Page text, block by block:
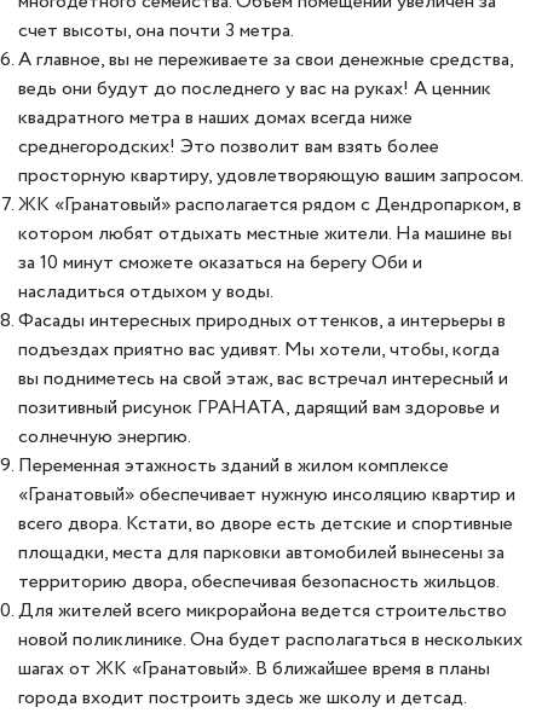
счет высоты, она почти 3 метра.
А главное, вы не переживаете за свои денежные средства,
ведь они будут до последнего у вас на руках! А ценник
квадратного метра в наших домах всегда ниже
среднегородских! Это позволит вам взять более
просторную квартиру, удовлетворяющую вашим запросом.
ЖК «Гранатовый» располагается рядом с Дендропарком, в
котором любят отдыхать местные жители. На машине вы
за 10 минут сможете оказаться на берегу Оби и
насладиться отдыхом у воды.
Фасады интересных природных оттенков, а интерьеры в
подъездах приятно вас удивят. Мы хотели, чтобы, когда
вы подниметесь на свой этаж, вас встречал интересный и
позитивный рисунок ГРАНАТА, дарящий вам здоровье и
солнечную энергию.
Переменная этажность зданий в жилом комплексе
«Гранатовый» обеспечивает нужную инсоляцию квартир и
всего двора. Кстати, во дворе есть детские и спортивные
площадки, места для парковки автомобилей вынесены за
территорию двора, обеспечивая безопасность жильцов.
Для жителей всего микрорайона ведется строительство
новой поликлинике. Она будет располагаться в нескольких
шагах от ЖК «Гранатовый». В ближайшее время в планы
города входит построить здесь же школу и детсад.